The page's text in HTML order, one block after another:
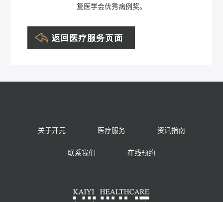
复医学会优秀病例奖。
关于开元 医疗服务 资讯指南
联系我们 在线预约